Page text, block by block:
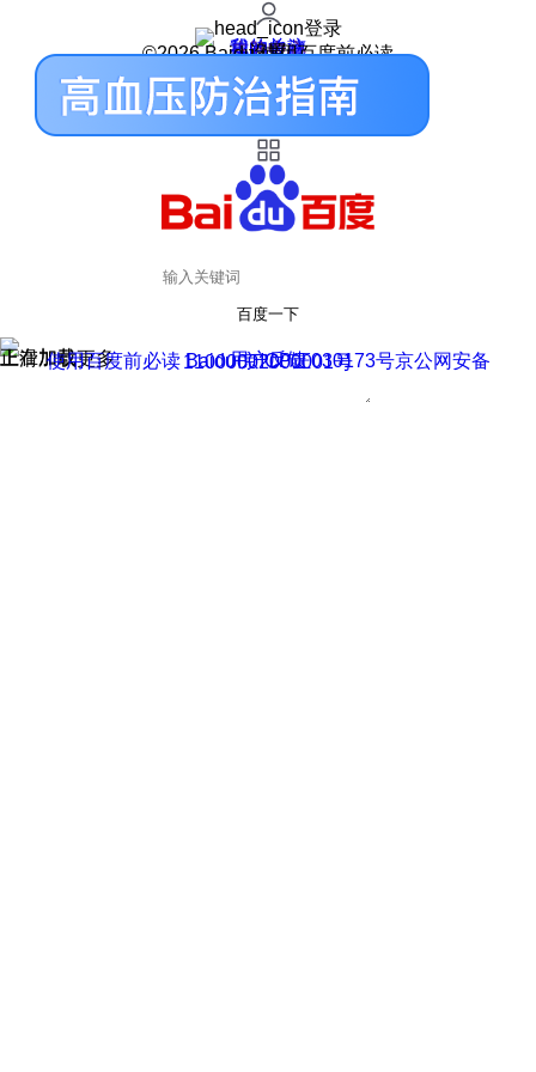
登录
我的关注
我的收藏
皮肤中心
用户反馈
设置
©2026 Baidu 使用百度前必读
百度一下
正在加载
上滑加载更多 用户反馈
使用百度前必读 Baidu 京ICP证030173号
京公网安备11000002000001号